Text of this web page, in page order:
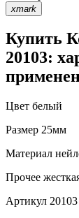
xmark
Купить
20103:
Цвет белый
Размер 25мм
Материал
Прочее
Артикул 20103